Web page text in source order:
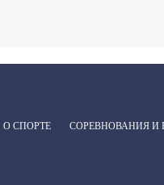
О СПОРТЕ СОРЕВНОВАНИЯ И